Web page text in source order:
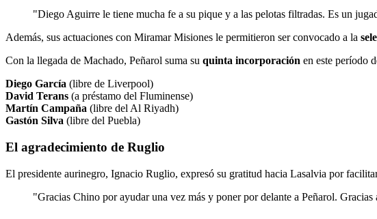
"Diego Aguirre le tiene mucha fe a su pique y a las pelotas filtradas. Es un
Además, sus actuaciones con Miramar Misiones le permitieron ser convocado a la
Con la llegada de Machado, Peñarol suma su quinta incorporación en este período
Diego García (libre de Liverpool)
David Terans (a préstamo del Fluminense)
Martín Campaña (libre del Al Riyadh)
Gastón Silva (libre del Puebla)
El agradecimiento de Ruglio
El presidente aurinegro, Ignacio Ruglio, expresó su gratitud hacia Lasalvia por
"Gracias Chino por ayudar una vez más y poner por delante a Peñarol.